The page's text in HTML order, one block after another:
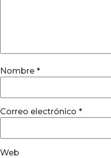
Nombre *
Correo electrónico *
Web